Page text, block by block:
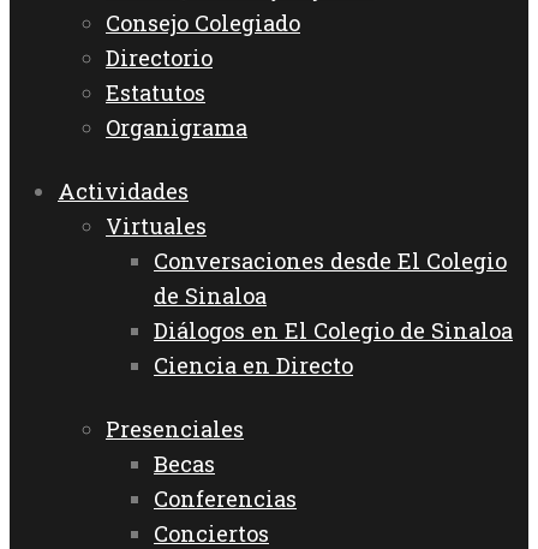
Consejo Colegiado
Directorio
Estatutos
Organigrama
Actividades
Virtuales
Conversaciones desde El Colegio
de Sinaloa
Diálogos en El Colegio de Sinaloa
Ciencia en Directo
Presenciales
Becas
Conferencias
Conciertos